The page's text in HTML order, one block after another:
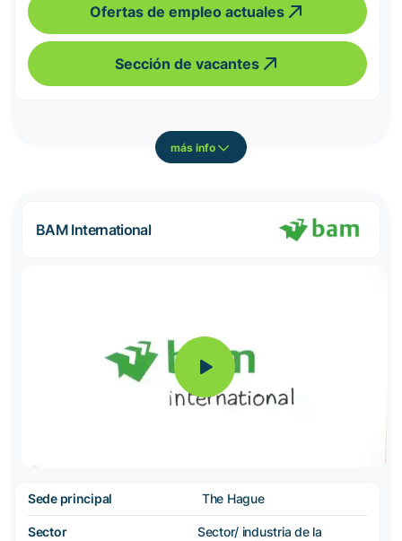
Ofertas de empleo actuales
Sección de vacantes
más info
BAM International
Sede principal The Hague
Sector
Sector/ industria de la